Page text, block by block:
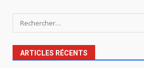
Rechercher :
ARTICLES RÉCENTS